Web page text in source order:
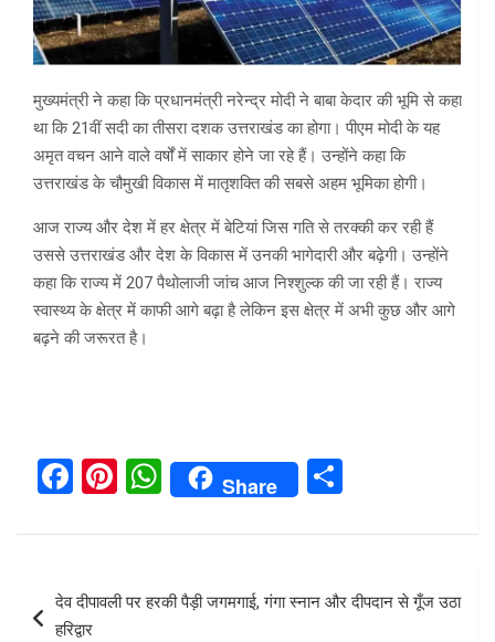
मुख्यमंत्री ने कहा कि प्रधानमंत्री नरेन्द्र मोदी ने बाबा केदार की भूमि से कहा
था कि 21वीं सदी का तीसरा दशक उत्तराखंड का होगा। पीएम मोदी के यह
अमृत वचन आने वाले वर्षों में साकार होने जा रहे हैं। उन्होंने कहा कि
उत्तराखंड के चौमुखी विकास में मातृशक्ति की सबसे अहम भूमिका होगी।
आज राज्य और देश में हर क्षेत्र में बेटियां जिस गति से तरक्की कर रही हैं
उससे उत्तराखंड और देश के विकास में उनकी भागेदारी और बढ़ेगी। उन्होंने
कहा कि राज्य में 207 पैथोलाजी जांच आज निश्शुल्क की जा रही हैं। राज्य
स्वास्थ्य के क्षेत्र में काफी आगे बढ़ा है लेकिन इस क्षेत्र में अभी कुछ और आगे
बढ़ने की जरूरत है।
F
ce
b
o
Pi
er
es
t
W
h
at
s
A
Share
ar
e
navigation
देव दीपावली पर हरकी पैड़ी जगमगाई, गंगा स्नान और दीपदान से गूँज उठा
हरिद्वार